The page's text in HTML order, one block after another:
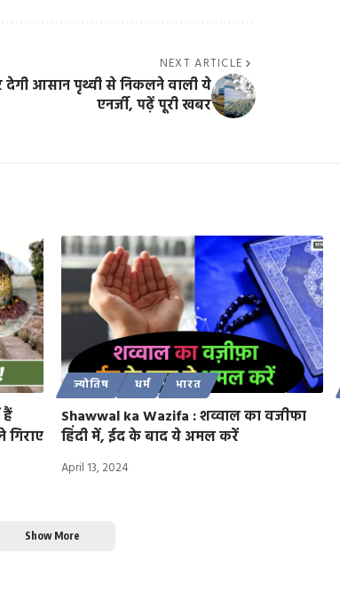
NEXT ARTICLE
आसान पृथ्वी से निकलने वाली ये
एनर्जी, पढ़ें पूरी खबर
हैं
गिराए
ज्योतिष धर्म भारत
Shawwal ka Wazifa : शव्वाल का वजीफा
हिंदी में, ईद के बाद ये अमल करें
April 13, 2024
Show More